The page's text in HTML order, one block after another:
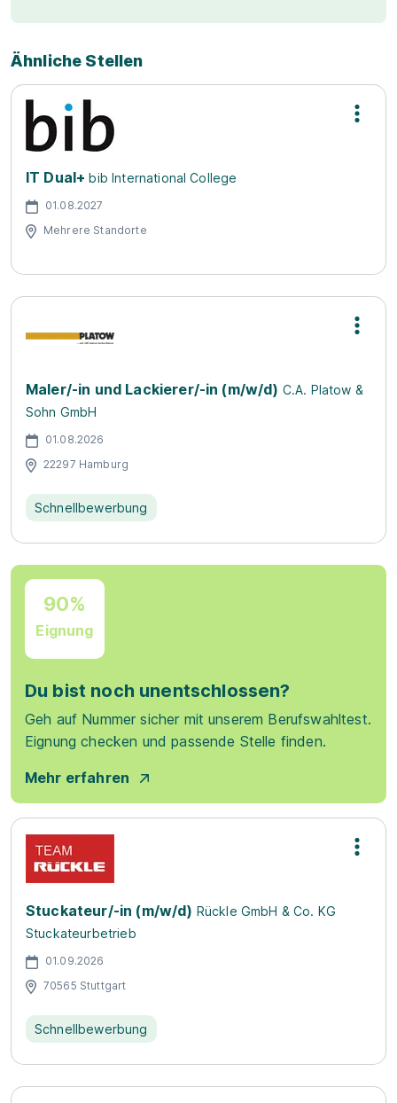
Ähnliche Stellen
IT Dual+ bib International College
01.08.2027
Mehrere Standorte
Maler/-in und Lackierer/-in (m/w/d) C.A. Platow &
Sohn GmbH
01.08.2026
22297 Hamburg
Schnellbewerbung
90%
Eignung
Du bist noch unentschlossen?
Geh auf Nummer sicher mit unserem Berufswahltest.
Eignung checken und passende Stelle finden.
Mehr erfahren
Stuckateur/-in (m/w/d) Rückle GmbH & Co. KG
Stuckateurbetrieb
01.09.2026
70565 Stuttgart
Schnellbewerbung